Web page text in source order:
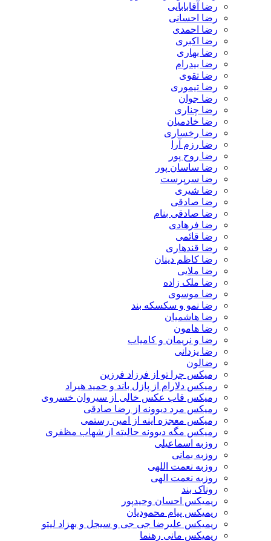
رضا آقابابایی
رضا احسانی
رضا احمدی
رضا اکبری
رضا بهاری
رضا بیدرام
رضا تقوی
رضا تیموری
رضا جوان
رضا چناری
رضا خادمیان
رضا رخساری
رضا رزم آرا
رضا روح پور
رضا ساسان پور
رضا سرپرست
رضا شیری
رضا صادقی
رضا صادقی بنام
رضا فرهادی
رضا قائمی
رضا قندهاری
رضا کاظم دینان
رضا ملایی
رضا ملک زاده
رضا موسوی
رضا نمو و سکسکه بند
رضا هاشمیان
رضا هامون
رضا و نریمان و کامیاب
رضا یزدانی
رضالون
رمیکس چرا تو از فرزاد فرزین
رمیکس دلارام از پازل باند و حمید هیراد
رمیکس قاب عکس خالی از سیروان خسروی
رمیکس مرد دیوونه از رضا صادقی
رمیکس معجزه اینه از امین رستمی
رمیکس مگه دیوونه حالیته از شهاب مظفری
روزبه اسماعیلی
روزبه بمانی
روزبه نعمت اللهی
روزبه نعمت الهی
روناک بند
ریمیکس احسان وحیدپور
ریمیکس پیام محمودیان
ریمیکس علیرضا جی جی و سیجل و بهزاد لیتو
ریمیکس مانی رهنما